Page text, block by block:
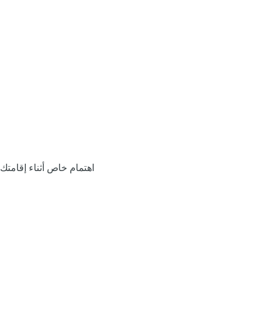
اهتمام خاص أثناء إقامتك